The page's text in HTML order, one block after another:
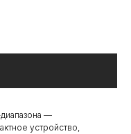
—
устройство,